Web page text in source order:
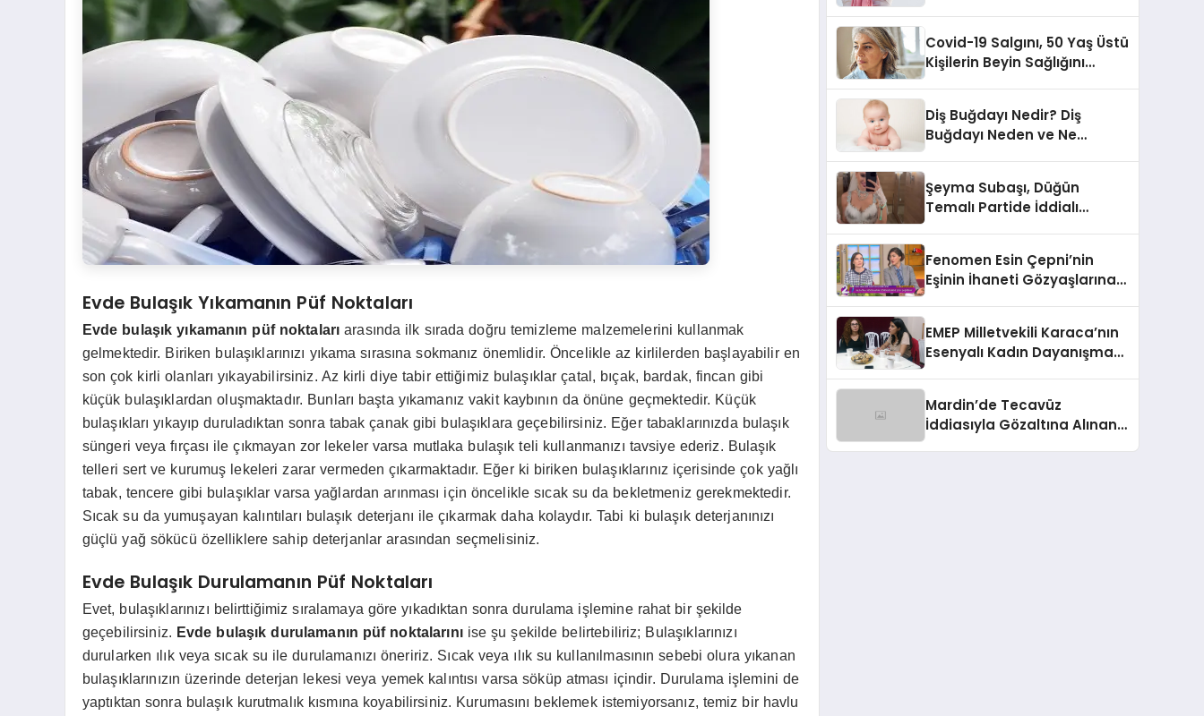
Evde Bulaşık Yıkamanın Püf Noktaları
Evde bulaşık yıkamanın püf noktaları arasında ilk sırada doğru temizleme malzemelerini kullanmak
gelmektedir. Biriken bulaşıklarınızı yıkama sırasına sokmanız önemlidir. Öncelikle az kirlilerden başlayabilir en
son çok kirli olanları yıkayabilirsiniz. Az kirli diye tabir ettiğimiz bulaşıklar çatal, bıçak, bardak, fincan gibi
küçük bulaşıklardan oluşmaktadır. Bunları başta yıkamanız vakit kaybının da önüne geçmektedir. Küçük
bulaşıkları yıkayıp duruladıktan sonra tabak çanak gibi bulaşıklara geçebilirsiniz. Eğer tabaklarınızda bulaşık
süngeri veya fırçası ile çıkmayan zor lekeler varsa mutlaka bulaşık teli kullanmanızı tavsiye ederiz. Bulaşık
telleri sert ve kurumuş lekeleri zarar vermeden çıkarmaktadır. Eğer ki biriken bulaşıklarınız içerisinde çok yağlı
tabak, tencere gibi bulaşıklar varsa yağlardan arınması için öncelikle sıcak su da bekletmeniz gerekmektedir.
Sıcak su da yumuşayan kalıntıları bulaşık deterjanı ile çıkarmak daha kolaydır. Tabi ki bulaşık deterjanınızı
güçlü yağ sökücü özelliklere sahip deterjanlar arasından seçmelisiniz.
Evde Bulaşık Durulamanın Püf Noktaları
Evet, bulaşıklarınızı belirttiğimiz sıralamaya göre yıkadıktan sonra durulama işlemine rahat bir şekilde
geçebilirsiniz. Evde bulaşık durulamanın püf noktalarınıise şu şekilde belirtebiliriz; Bulaşıklarınızı
durularken ılık veya sıcak su ile durulamanızı öneririz. Sıcak veya ılık su kullanılmasının sebebi olura yıkanan
bulaşıklarınızın üzerinde deterjan lekesi veya yemek kalıntısı varsa söküp atması içindir. Durulama işlemini de
yaptıktan sonra bulaşık kurutmalık kısmına koyabilirsiniz. Kurumasını beklemek istemiyorsanız, temiz bir havlu
Covid-19 Salgını, 50 Yaş Üstü
Kişilerin Beyin Sağlığını
Diş Buğdayı Nedir? Diş
Buğdayı Neden ve Ne
Şeyma Subaşı, Düğün
Temalı Partide İddialı
Fenomen Esin Çepni’nin
Eşinin İhaneti Gözyaşlarına
EMEP Milletvekili Karaca’nın
Esenyalı Kadın Dayanışma
Mardin’de Tecavüz
İddiasıyla Gözaltına Alınan 3